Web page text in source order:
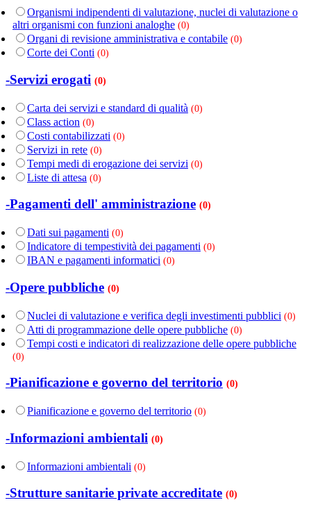
Organismi indipendenti di valutazione, nuclei di valutazione o
altri organismi con funzioni analoghe (0)
Organi di revisione amministrativa e contabile (0)
Corte dei Conti (0)
-Servizi erogati (0)
Carta dei servizi e standard di qualità (0)
Class action (0)
Costi contabilizzati (0)
Servizi in rete (0)
Tempi medi di erogazione dei servizi (0)
Liste di attesa (0)
-Pagamenti dell' amministrazione (0)
Dati sui pagamenti (0)
Indicatore di tempestività dei pagamenti (0)
IBAN e pagamenti informatici (0)
-Opere pubbliche (0)
Nuclei di valutazione e verifica degli investimenti pubblici (0)
Atti di programmazione delle opere pubbliche (0)
Tempi costi e indicatori di realizzazione delle opere pubbliche
(0)
-Pianificazione e governo del territorio (0)
Pianificazione e governo del territorio (0)
-Informazioni ambientali (0)
Informazioni ambientali (0)
-Strutture sanitarie private accreditate (0)